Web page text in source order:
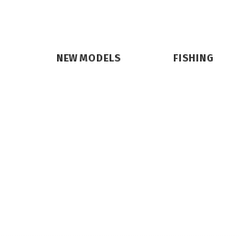
NEW MODELS FISHING